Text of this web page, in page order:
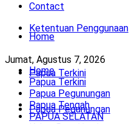
Contact
Ketentuan Penggunaan
Jumat, Agustus 7, 2026
Home
Papua Terkini
Papua Pegunungan
Home
Papua Terkini
Papua Pegunungan
Papua Tengah
PAPUA SELATAN